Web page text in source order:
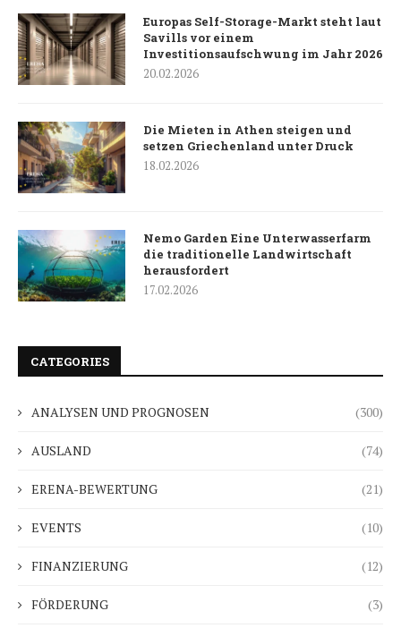
Europas Self-Storage-Markt steht laut
Savills vor einem
Investitionsaufschwung im Jahr 2026
20.02.2026
Die Mieten in Athen steigen und
setzen Griechenland unter Druck
18.02.2026
Nemo Garden Eine Unterwasserfarm
die traditionelle Landwirtschaft
herausfordert
17.02.2026
CATEGORIES
ANALYSEN UND PROGNOSEN (300)
AUSLAND (74)
ERENA-BEWERTUNG (21)
EVENTS (10)
FINANZIERUNG (12)
FÖRDERUNG (3)